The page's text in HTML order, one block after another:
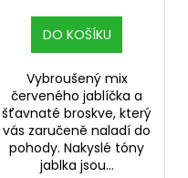
DO KOŠÍKU
Vybroušený mix
červeného jablíčka a
šťavnaté broskve, který
vás zaručeně naladí do
pohody. Nakyslé tóny
jablka jsou...